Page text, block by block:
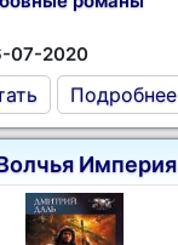
07-2020
Подробнее
Империя